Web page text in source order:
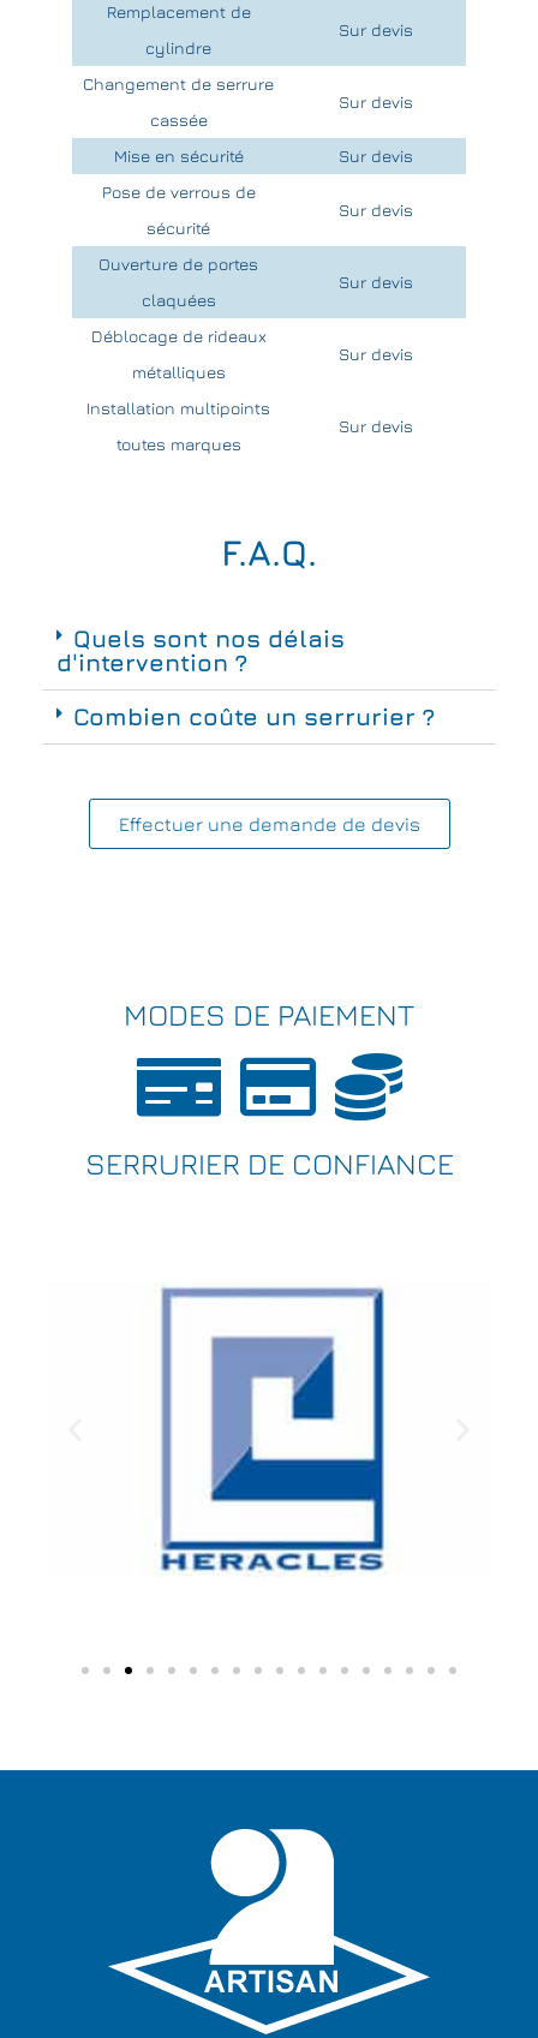
Remplacement de
cylindre
Sur devis
Changement de serrure
cassée
Sur devis
Mise en sécurité
Sur devis
Pose de verrous de
sécurité
Sur devis
Ouverture de portes
claquées
Sur devis
Déblocage de rideaux
métalliques
Sur devis
Installation multipoints
toutes marques
Sur devis
F.A.Q.
Quels sont nos délais
d'intervention ?
Combien coûte un serrurier ?
Effectuer une demande de devis
MODES DE PAIEMENT
SERRURIER DE CONFIANCE